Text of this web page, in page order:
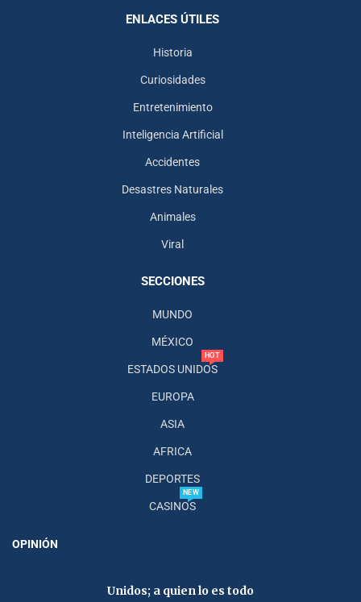
ENLACES ÚTILES
Historia
Curiosidades
Entretenimiento
Inteligencia Artificial
Accidentes
Desastres Naturales
Animales
Viral
SECCIONES
MUNDO
MÉXICO
ESTADOS UNIDOS
HOT
EUROPA
ASIA
AFRICA
DEPORTES
CASINOS
NEW
OPINIÓN
Unidos; a quien lo es todo